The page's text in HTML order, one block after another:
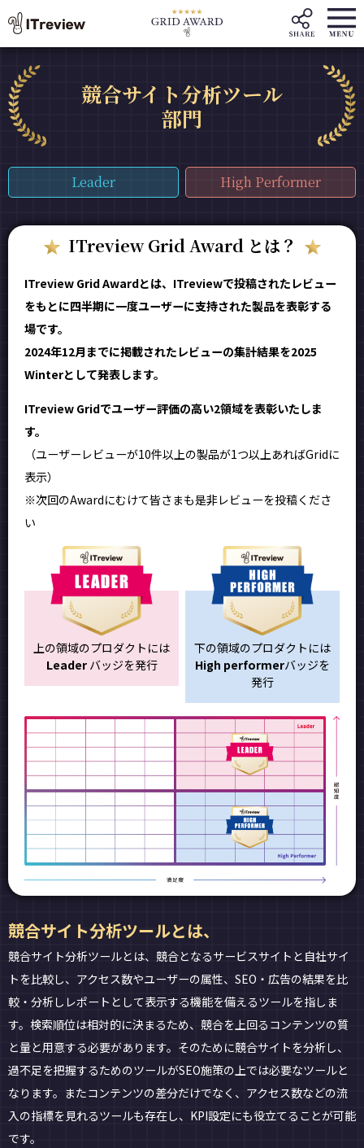
競合サイト分析ツール
部門
Leader High Performer
ITreview Grid Award とは？
ITreview Grid Awardとは、ITreviewで投稿されたレビュー
をもとに四半期に一度ユーザーに支持された製品を表彰する
場です。
2024年12月までに掲載されたレビューの集計結果を2025
Winterとして発表します。
ITreview Gridでユーザー評価の高い2領域を表彰いたしま
す。
（ユーザーレビューが10件以上の製品が1つ以上あればGridに
表示）
※次回のAwardにむけて皆さまも是非レビューを投稿くださ
い
上の領域のプロダクトには
Leaderバッジを発行
下の領域のプロダクトには
High performerバッジを
発行
競合サイト分析ツールとは、
競合サイト分析ツールとは、競合となるサービスサイトと自社サイ
トを比較し、アクセス数やユーザーの属性、SEO・広告の結果を比
較・分析しレポートとして表示する機能を備えるツールを指しま
す。検索順位は相対的に決まるため、競合を上回るコンテンツの質
と量と用意する必要があります。そのために競合サイトを分析し、
過不足を把握するためのツールがSEO施策の上では必要なツールと
なります。またコンテンツの差分だけでなく、アクセス数などの流
入の指標を見れるツールも存在し、KPI設定にも役立てることが可能
です。